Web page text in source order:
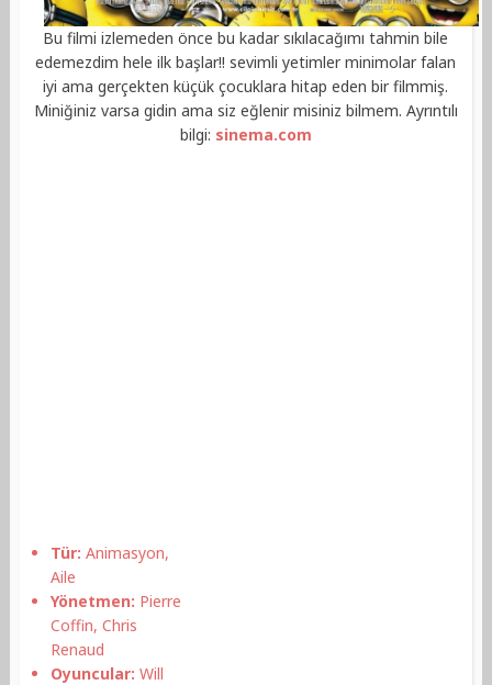
Bu filmi izlemeden önce bu kadar sıkılacağımı tahmin bile
edemezdim hele ilk başlar!! sevimli yetimler minimolar falan
iyi ama gerçekten küçük çocuklara hitap eden bir filmmiş.
Miniğiniz varsa gidin ama siz eğlenir misiniz bilmem. Ayrıntılı
bilgi: sinema.com
Tür: Animasyon,
Aile
Yönetmen: Pierre
Coffin, Chris
Renaud
Oyuncular: Will